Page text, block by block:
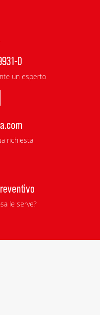
0
un esperto
richiesta
le serve?